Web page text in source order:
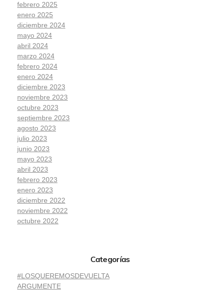
febrero 2025
enero 2025
diciembre 2024
mayo 2024
abril 2024
marzo 2024
febrero 2024
enero 2024
diciembre 2023
noviembre 2023
octubre 2023
septiembre 2023
agosto 2023
julio 2023
junio 2023
mayo 2023
abril 2023
febrero 2023
enero 2023
diciembre 2022
noviembre 2022
octubre 2022
Categorías
#LOSQUEREMOSDEVUELTA
ARGUMENTE